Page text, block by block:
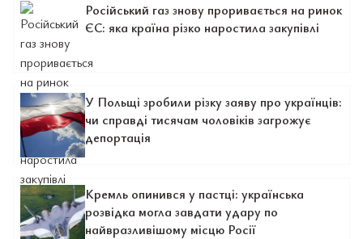
Російський газ знову проривається на ринок
ЄС: яка країна різко наростила закупівлі
У Польщі зробили різку заяву про українців:
чи справді тисячам чоловіків загрожує
депортація
Кремль опинився у пастці: українська
розвідка могла завдати удару по
найвразливішому місцю Росії